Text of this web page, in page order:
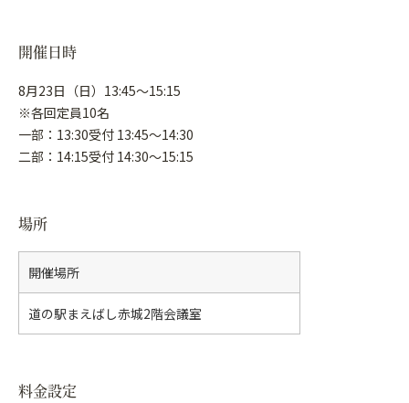
開催日時
8月23日（日）13:45～15:15
※各回定員10名
一部：13:30受付 13:45〜14:30
二部：14:15受付 14:30〜15:15
場所
開催場所
道の駅まえばし赤城2階会議室
料金設定